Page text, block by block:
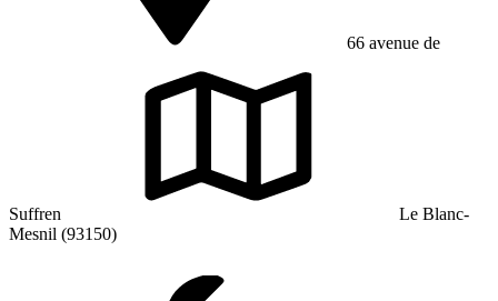
66 avenue de
Suffren
Le Blanc-
Mesnil (93150)